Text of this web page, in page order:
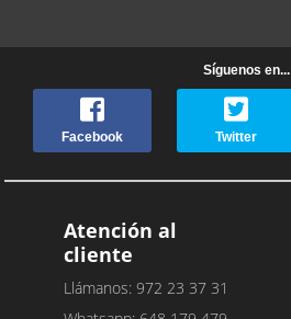
Síguenos en...
Facebook Twitter
Atención al
cliente
Llámanos: 972 23 37 31